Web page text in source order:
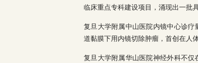
临床重点专科建设项目，涌现出一批
复旦大学附属中山医院内镜中心诊
道黏膜下用内镜切除肿瘤，首创在人
复旦大学附属华山医院神经外科不仅